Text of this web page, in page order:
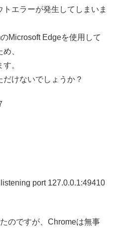
エラーが発生してしまいま
Microsoft Edgeを使用して
、
。
けないでしょうか？
port 127.0.0.1:49410
のですが、Chromeは無事